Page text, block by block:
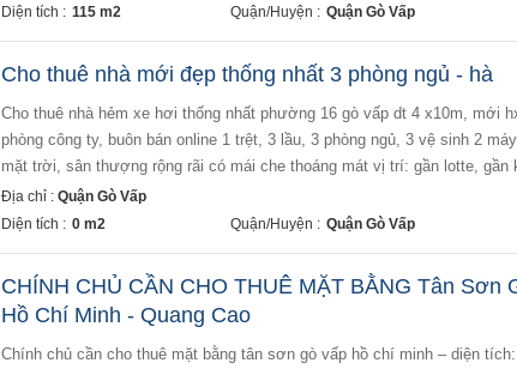
Diện tích : 115 m2 Quận/Huyện : Quận Gò Vấp
Cho thuê nhà mới đẹp thống nhất 3 phòng ngủ - hà
cho thuê nhà hẻm xe hơi thống nhất phường 16 gò vấp dt 4 x10m, mới hxh thích hợp nhà gia đình, văn
phòng công ty, buôn bán online 1 trệt, 3 lầu, 3 phòng ngủ, 3 vệ sinh 2
mặt trời, sân thượng rộng rãi có mái che thoáng mát vị trí: gần lotte, gần
Địa chỉ : Quận Gò Vấp
Diện tích : 0 m2 Quận/Huyện : Quận Gò Vấp
CHÍNH CHỦ CẦN CHO THUÊ MẶT BẰNG Tân Sơn
Hồ Chí Minh - Quang Cao
chính chủ cần cho thuê mặt bằng tân sơn gò vấp hồ chí minh – diện tích: 200m2 (ngang 8m, dài 25m ) 1 trệt